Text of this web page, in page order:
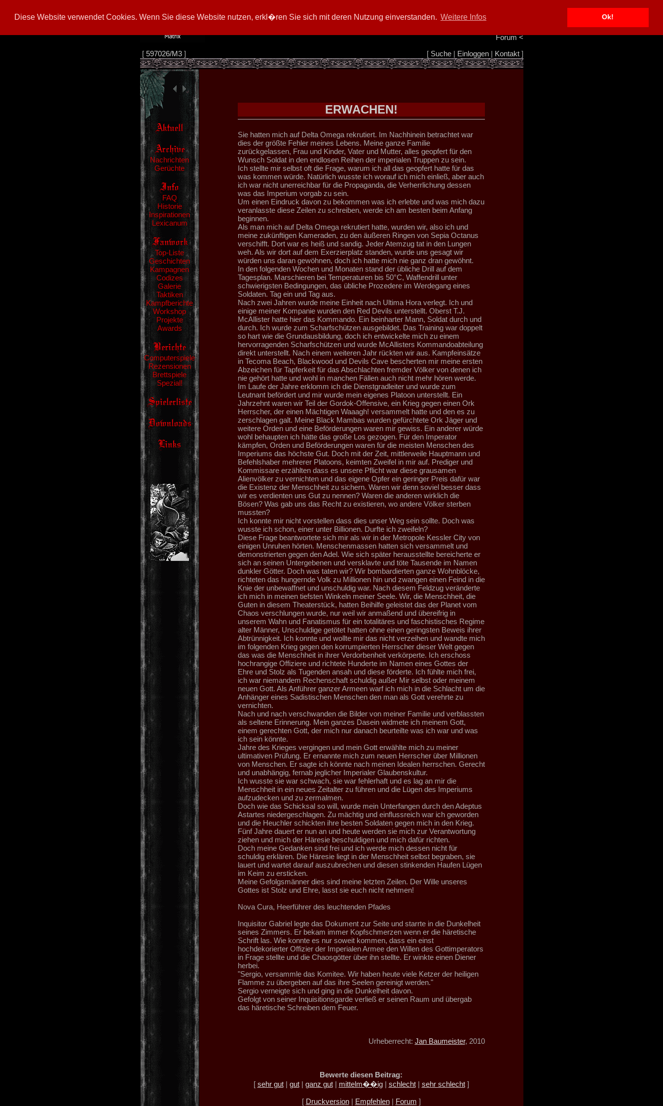
Diese Website verwendet Cookies. Wenn Sie diese Website nutzen, erkl�ren Sie sich mit deren Nutzung einverstanden. Weitere Infos Ok!
Info/Impressum
Forum<
[ 597026/M3] [ Suche| Einloggen| Kontakt]
Nachrichten
Gerüchte
FAQ
Historie
Inspirationen
Lexicanum
Top-Liste
Geschichten
Kampagnen
Codizes
Galerie
Taktiken
Kampfberichte
Workshop
Projekte
Awards
Computerspiele
Rezensionen
Brettspiele
Spezial!
ERWACHEN!
Sie hatten mich auf Delta Omega rekrutiert. Im Nachhinein betrachtet war
dies der größte Fehler meines Lebens. Meine ganze Familie
zurückgelassen, Frau und Kinder, Vater und Mutter, alles geopfert für den
Wunsch Soldat in den endlosen Reihen der imperialen Truppen zu sein.
Ich stellte mir selbst oft die Frage, warum ich all das geopfert hatte für das
was kommen würde. Natürlich wusste ich worauf ich mich einließ, aber auch
ich war nicht unerreichbar für die Propaganda, die Verherrlichung dessen
was das Imperium vorgab zu sein.
Um einen Eindruck davon zu bekommen was ich erlebte und was mich dazu
veranlasste diese Zeilen zu schreiben, werde ich am besten beim Anfang
beginnen.
Als man mich auf Delta Omega rekrutiert hatte, wurden wir, also ich und
meine zukünftigen Kameraden, zu den äußeren Ringen von Sepia Octanus
verschifft. Dort war es heiß und sandig. Jeder Atemzug tat in den Lungen
weh. Als wir dort auf dem Exerzierplatz standen, wurde uns gesagt wir
würden uns daran gewöhnen, doch ich hatte mich nie ganz dran gewöhnt.
In den folgenden Wochen und Monaten stand der übliche Drill auf dem
Tagesplan. Marschieren bei Temperaturen bis 50°C, Waffendrill unter
schwierigsten Bedingungen, das übliche Prozedere im Werdegang eines
Soldaten. Tag ein und Tag aus.
Nach zwei Jahren wurde meine Einheit nach Ultima Hora verlegt. Ich und
einige meiner Kompanie wurden den Red Devils unterstellt. Oberst T.J.
McAllister hatte hier das Kommando. Ein beinharter Mann, Soldat durch und
durch. Ich wurde zum Scharfschützen ausgebildet. Das Training war doppelt
so hart wie die Grundausbildung, doch ich entwickelte mich zu einem
hervorragenden Scharfschützen und wurde McAllisters Kommandoabteilung
direkt unterstellt. Nach einem weiteren Jahr rückten wir aus. Kampfeinsätze
in Tecoma Beach, Blackwood und Devils Cave bescherten mir meine ersten
Abzeichen für Tapferkeit für das Abschlachten fremder Völker von denen ich
nie gehört hatte und wohl in manchen Fällen auch nicht mehr hören werde.
Im Laufe der Jahre erklomm ich die Dienstgradleiter und wurde zum
Leutnant befördert und mir wurde mein eigenes Platoon unterstellt. Ein
Jahrzehnt waren wir Teil der Gordok-Offensive, ein Krieg gegen einen Ork
Herrscher, der einen Mächtigen Waaagh! versammelt hatte und den es zu
zerschlagen galt. Meine Black Mambas wurden gefürchtete Ork Jäger und
weitere Orden und eine Beförderungen waren mir gewiss. Ein anderer würde
wohl behaupten ich hätte das große Los gezogen. Für den Imperator
kämpfen, Orden und Beförderungen waren für die meisten Menschen des
Imperiums das höchste Gut. Doch mit der Zeit, mittlerweile Hauptmann und
Befehlshaber mehrerer Platoons, keimten Zweifel in mir auf. Prediger und
Kommissare erzählten dass es unsere Pflicht war diese grausamen
Alienvölker zu vernichten und das eigene Opfer ein geringer Preis dafür war
die Existenz der Menschheit zu sichern. Waren wir denn soviel besser dass
wir es verdienten uns Gut zu nennen? Waren die anderen wirklich die
Bösen? Was gab uns das Recht zu existieren, wo andere Völker sterben
mussten?
Ich konnte mir nicht vorstellen dass dies unser Weg sein sollte. Doch was
wusste ich schon, einer unter Billionen. Durfte ich zweifeln?
Diese Frage beantwortete sich mir als wir in der Metropole Kessler City von
einigen Unruhen hörten. Menschenmassen hatten sich versammelt und
demonstrierten gegen den Adel. Wie sich später herausstellte bereicherte er
sich an seinen Untergebenen und versklavte und töte Tausende im Namen
dunkler Götter. Doch was taten wir? Wir bombardierten ganze Wohnblöcke,
richteten das hungernde Volk zu Millionen hin und zwangen einen Feind in die
Knie der unbewaffnet und unschuldig war. Nach diesem Feldzug veränderte
ich mich in meinen tiefsten Winkeln meiner Seele. Wir, die Menschheit, die
Guten in diesem Theaterstück, hatten Beihilfe geleistet das der Planet vom
Chaos verschlungen wurde, nur weil wir anmaßend und übereifrig in
unserem Wahn und Fanatismus für ein totalitäres und faschistisches Regime
alter Männer, Unschuldige getötet hatten ohne einen geringsten Beweis ihrer
Abtrünnigkeit. Ich konnte und wollte mir das nicht verzeihen und wandte mich
im folgenden Krieg gegen den korrumpierten Herrscher dieser Welt gegen
das was die Menschheit in ihrer Verdorbenheit verkörperte. Ich erschoss
hochrangige Offiziere und richtete Hunderte im Namen eines Gottes der
Ehre und Stolz als Tugenden ansah und diese förderte. Ich fühlte mich frei,
ich war niemandem Rechenschaft schuldig außer Mir selbst oder meinem
neuen Gott. Als Anführer ganzer Armeen warf ich mich in die Schlacht um die
Anhänger eines Sadistischen Menschen den man als Gott verehrte zu
vernichten.
Nach und nach verschwanden die Bilder von meiner Familie und verblassten
als seltene Erinnerung. Mein ganzes Dasein widmete ich meinem Gott,
einem gerechten Gott, der mich nur danach beurteilte was ich war und was
ich sein könnte.
Jahre des Krieges vergingen und mein Gott erwählte mich zu meiner
ultimativen Prüfung. Er ernannte mich zum neuen Herrscher über Millionen
von Menschen. Er sagte ich könnte nach meinen Idealen herrschen. Gerecht
und unabhängig, fernab jeglicher Imperialer Glaubenskultur.
Ich wusste sie war schwach, sie war fehlerhaft und es lag an mir die
Menschheit in ein neues Zeitalter zu führen und die Lügen des Imperiums
aufzudecken und zu zermalmen.
Doch wie das Schicksal so will, wurde mein Unterfangen durch den Adeptus
Astartes niedergeschlagen. Zu mächtig und einflussreich war ich geworden
und die Heuchler schickten ihre besten Soldaten gegen mich in den Krieg.
Fünf Jahre dauert er nun an und heute werden sie mich zur Verantwortung
ziehen und mich der Häresie beschuldigen und mich dafür richten.
Doch meine Gedanken sind frei und ich werde mich dessen nicht für
schuldig erklären. Die Häresie liegt in der Menschheit selbst begraben, sie
lauert und wartet darauf auszubrechen und diesen stinkenden Haufen Lügen
im Keim zu ersticken.
Meine Gefolgsmänner dies sind meine letzten Zeilen. Der Wille unseres
Gottes ist Stolz und Ehre, lasst sie euch nicht nehmen!
Nova Cura, Heerführer des leuchtenden Pfades
Inquisitor Gabriel legte das Dokument zur Seite und starrte in die Dunkelheit
seines Zimmers. Er bekam immer Kopfschmerzen wenn er die häretische
Schrift las. Wie konnte es nur soweit kommen, dass ein einst
hochdekorierter Offizier der Imperialen Armee den Willen des Gottimperators
in Frage stellte und die Chaosgötter über ihn stellte. Er winkte einen Diener
herbei.
"Sergio, versammle das Komitee. Wir haben heute viele Ketzer der heiligen
Flamme zu übergeben auf das ihre Seelen gereinigt werden."
Sergio verneigte sich und ging in die Dunkelheit davon.
Gefolgt von seiner Inquisitionsgarde verließ er seinen Raum und übergab
das häretische Schreiben dem Feuer.
Urheberrecht: Jan Baumeister, 2010
Bewerte diesen Beitrag:
[ sehr gut| gut| ganz gut| mittelm��ig| schlecht| sehr schlecht]
[ Druckversion| Empfehlen| Forum ]